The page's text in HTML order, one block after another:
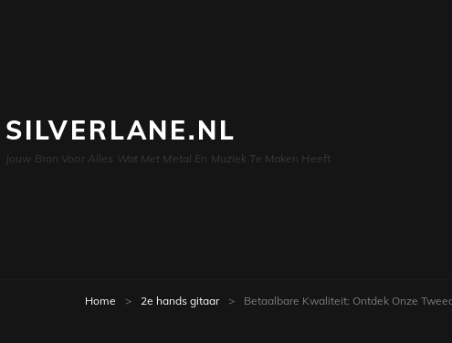
SILVERLANE.NL
Jouw Bron Voor Alles Wat Met Metal En Muziek Te Maken Heeft
Home > 2e hands gitaar > Betaalbare Kwaliteit: Ontdek Onze